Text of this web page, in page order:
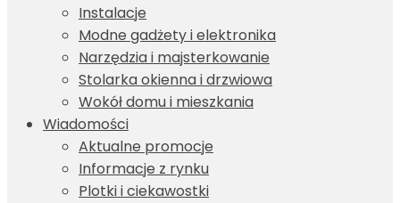
Instalacje
Modne gadżety i elektronika
Narzędzia i majsterkowanie
Stolarka okienna i drzwiowa
Wokół domu i mieszkania
Wiadomości
Aktualne promocje
Informacje z rynku
Plotki i ciekawostki